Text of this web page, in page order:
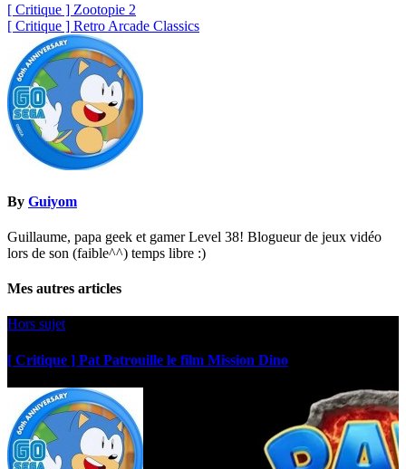
Navigation
de
l’article
[ Critique ] Zootopie 2
[ Critique ] Retro Arcade Classics
By Guiyom
Guillaume, papa geek et gamer Level 38! Blogueur de jeux vidéo
lors de son (faible^^) temps libre :)
Mes autres articles
Hors sujet
[ Critique ] Pat Patrouille le film Mission Dino